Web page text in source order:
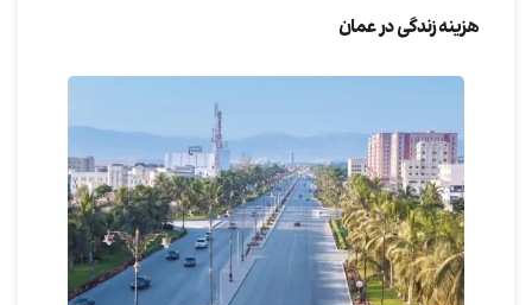
هزینه زندگی در عمان